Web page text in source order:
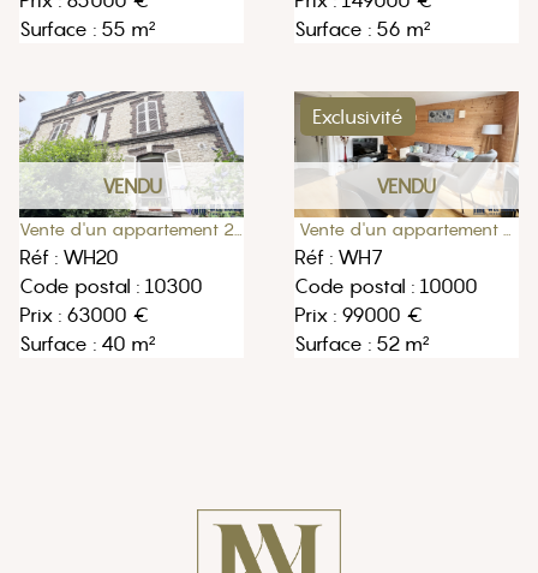
Surface : 55 m²
Surface : 56 m²
VENDU
Vente d'un appartement 2 pièces 40m2 à Sainte-Savine
Réf : WH20
Code postal : 10300
Prix : 63000 €
Surface : 40 m²
Exclusivité
VENDU
Vente d'un appartement 53m2, 46,20m2 loi carrez proche gare
Réf : WH7
Code postal : 10000
Prix : 99000 €
Surface : 52 m²